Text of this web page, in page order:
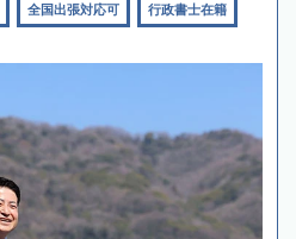
全国出張対応可 行政書士在籍